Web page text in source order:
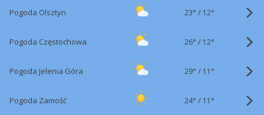
Pogoda Olsztyn 23° / 12°
Pogoda Częstochowa 26° / 12°
Pogoda Jelenia Góra 29° / 11°
Pogoda Zamość 24° / 11°